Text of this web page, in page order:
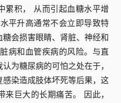
累积， 从而引起血糖水平增
平升高通常不会立即导致特
会损害眼睛、肾脏、神经和
病和血管疾病的风险。与直
为糖尿病的可怕之处在于，
染造成肢体坏死等后果，这
巨大的长期痛苦。 因此，